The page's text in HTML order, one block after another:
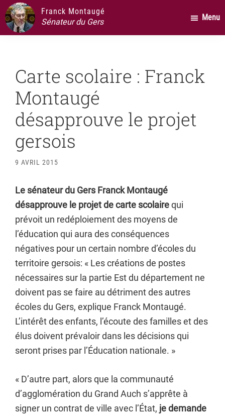
Passer
au
contenu
Passer
la
principale
Passer
au
pied
Franck Montaugé
Sénateur du Gers
Menu
Carte scolaire : Franck
Montaugé
désapprouve le projet
gersois
9 AVRIL 2015
Le sénateur du Gers Franck Montaugé
désapprouve le projet de carte scolairequi
prévoit un redéploiement des moyens de
l’éducation qui aura des conséquences
négatives pour un certain nombre d’écoles du
territoire gersois: « Les créations de postes
nécessaires sur la partie Est du département ne
doivent pas se faire au détriment des autres
écoles du Gers, explique Franck Montaugé.
L’intérêt des enfants, l’écoute des familles et des
élus doivent prévaloir dans les décisions qui
seront prises par l’Éducation nationale. »
« D’autre part, alors que la communauté
d’agglomération du Grand Auch s’apprête à
signer un contrat de ville avec l’État, je demande